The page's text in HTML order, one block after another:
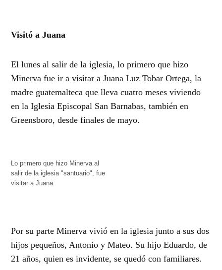
Visitó a Juana
El lunes al salir de la iglesia, lo primero que hizo
Minerva fue ir a visitar a Juana Luz Tobar Ortega, la
madre guatemalteca que lleva cuatro meses viviendo
en la Iglesia Episcopal San Barnabas, también en
Greensboro, desde finales de mayo.
Lo primero que hizo Minerva al
salir de la iglesia "santuario", fue
visitar a Juana.
Por su parte Minerva vivió en la iglesia junto a sus dos
hijos pequeños, Antonio y Mateo. Su hijo Eduardo, de
21 años, quien es invidente, se quedó con familiares.